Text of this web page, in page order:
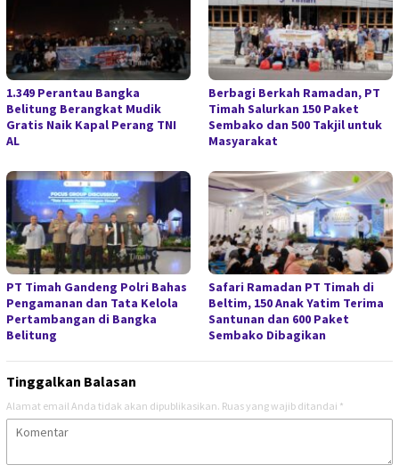
1.349 Perantau Bangka
Belitung Berangkat Mudik
Gratis Naik Kapal Perang TNI
AL
Berbagi Berkah Ramadan, PT
Timah Salurkan 150 Paket
Sembako dan 500 Takjil untuk
Masyarakat
PT Timah Gandeng Polri Bahas
Pengamanan dan Tata Kelola
Pertambangan di Bangka
Belitung
Safari Ramadan PT Timah di
Beltim, 150 Anak Yatim Terima
Santunan dan 600 Paket
Sembako Dibagikan
Tinggalkan Balasan
Alamat email Anda tidak akan dipublikasikan. Ruas yang wajib ditandai *